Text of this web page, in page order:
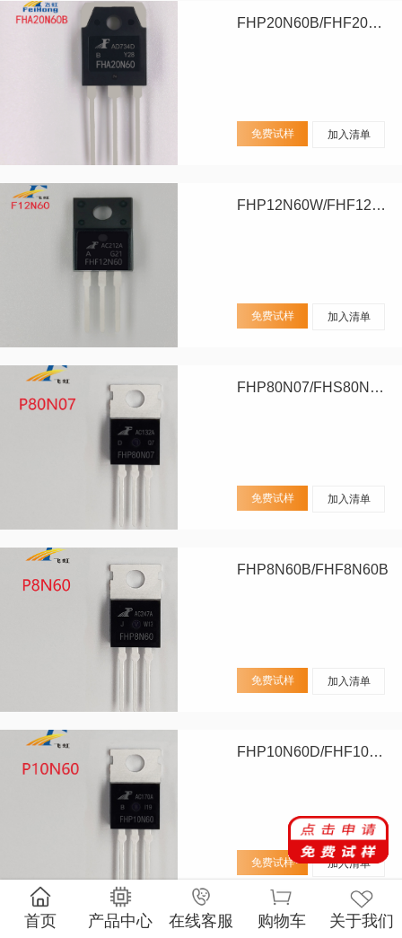
FHP20N60B/FHF20N60B/FHA20N60B
免费试样 加入清单
FHP12N60W/FHF12N60W
免费试样 加入清单
FHP80N07/FHS80N07/FHD80N07
免费试样 加入清单
FHP8N60B/FHF8N60B
免费试样 加入清单
FHP10N60D/FHF10N60D
免费试样 加入清单
首页 产品中心 在线客服 购物车 关于我们